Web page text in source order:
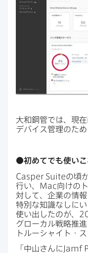
大和鋼管では、​現在
デバイス管理の​ため
●初めて​でも​使いこ
Casper Suiteの​頃
行い、 Mac向けの​
対して、​企業の​情
特別な​知識なしに​い
使い出したのが、
グローカル戦略推
トルーシャイト・
「中山さんに Jamf